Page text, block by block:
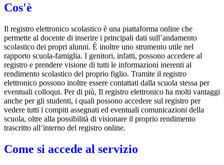
Cos'è
Il registro elettronico scolastico è una piattaforma online che
permette al docente di inserire i principali dati sull’andamento
scolastico dei propri alunni. È inoltre uno strumento utile nel
rapporto scuola-famiglia. I genitori, infatti, possono accedere al
registro e prendere visione di tutti le informazioni inerenti al
rendimento scolastico del proprio figlio. Tramite il registro
elettronico possono inoltre essere contattati dalla scuola stessa per
eventuali colloqui. Per di più, Il registro elettronico ha molti vantaggi
anche per gli studenti, i quali possono accedere sul registro per
vedere tutti i compiti assegnati ed eventuali comunicazioni della
scuola, oltre alla possibilità di visionare il proprio rendimento
trascritto all’interno del registro online.
Come si accede al servizio